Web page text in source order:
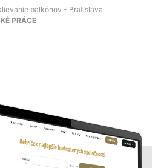
balkónov - Bratislava
PRÁCE